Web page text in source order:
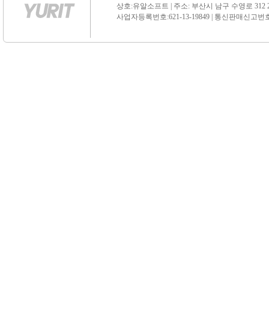
상호:유알소프트 | 주소: 부산시 남구 수영로 312
사업자등록번호:621-13-19849 | 통신판매신고번